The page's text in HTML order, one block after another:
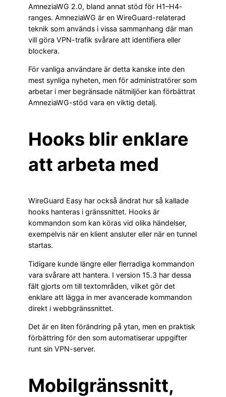
AmneziaWG 2.0, bland annat stöd för H1–H4-
ranges. AmneziaWG är en WireGuard-relaterad
teknik som används i vissa sammanhang där man
vill göra VPN-trafik svårare att identifiera eller
blockera.
För vanliga användare är detta kanske inte den
mest synliga nyheten, men för administratörer som
arbetar i mer begränsade nätmiljöer kan förbättrat
AmneziaWG-stöd vara en viktig detalj.
Hooks blir enklare
att arbeta med
WireGuard Easy har också ändrat hur så kallade
hooks hanteras i gränssnittet. Hooks är
kommandon som kan köras vid olika händelser,
exempelvis när en klient ansluter eller när en tunnel
startas.
Tidigare kunde längre eller flerradiga kommandon
vara svårare att hantera. I version 15.3 har dessa
fält gjorts om till textområden, vilket gör det
enklare att lägga in mer avancerade kommandon
direkt i webbgränssnittet.
Det är en liten förändring på ytan, men en praktisk
förbättring för den som automatiserar uppgifter
runt sin VPN-server.
Mobilgränssnitt,